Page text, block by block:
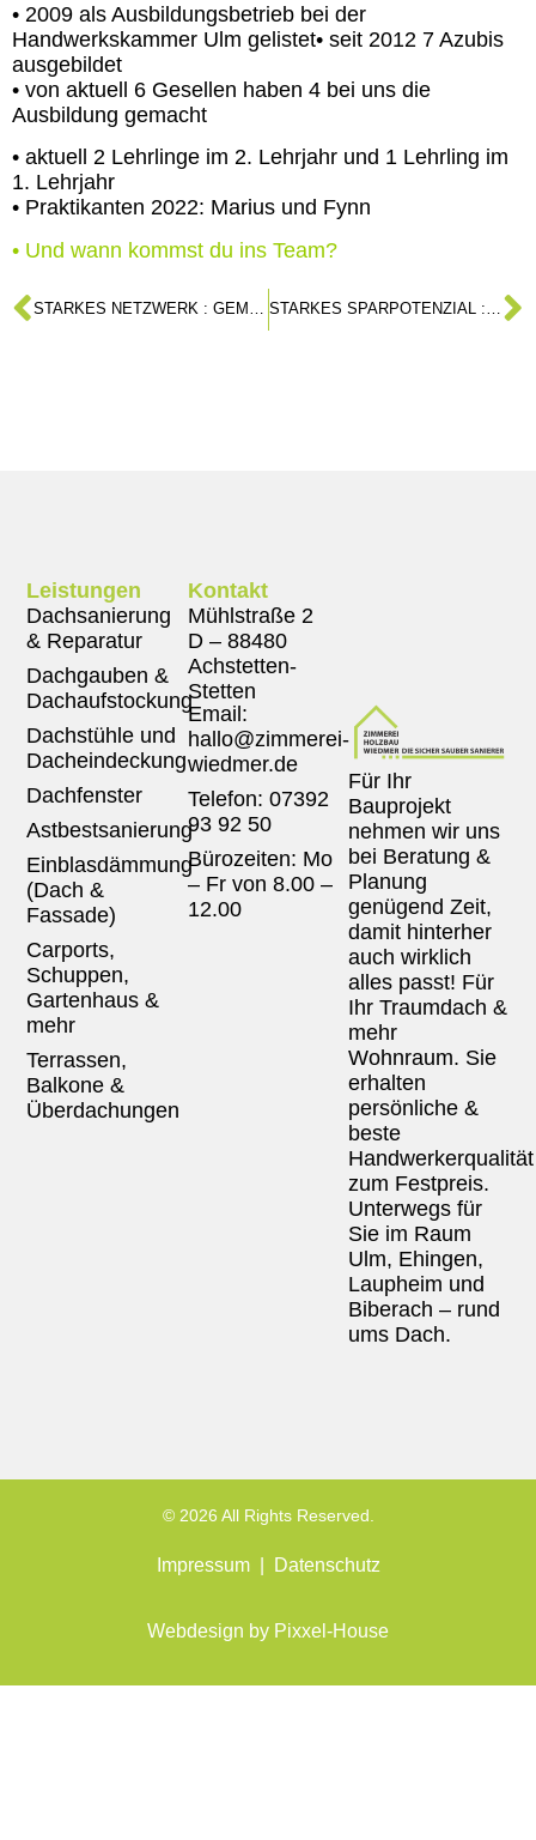
• 2009 als Ausbildungsbetrieb bei der
Handwerkskammer Ulm gelistet• seit 2012 7 Azubis
ausgebildet
• von aktuell 6 Gesellen haben 4 bei uns die
Ausbildung gemacht
• aktuell 2 Lehrlinge im 2. Lehrjahr und 1 Lehrling im
1. Lehrjahr
• Praktikanten 2022: Marius und Fynn
• Und wann kommst du ins Team?
STARKES NETZWERK : GEMEINSAM DIE AUSBILDUNG FÖRDERN UND STÄRKEN STARKES SPARPOTENZIAL : MIT DÄMMUNG LANGFRISTIG KOSTEN SPAREN
Für Ihr
Bauprojekt
nehmen wir uns
bei Beratung &
Planung
genügend Zeit,
damit hinterher
auch wirklich
alles passt! Für
Ihr Traumdach &
mehr
Wohnraum. Sie
erhalten
persönliche &
beste
Handwerkerqualität
zum Festpreis.
Unterwegs für
Sie im Raum
Ulm, Ehingen,
Laupheim und
Biberach – rund
ums Dach.
Leistungen
Dachsanierung
& Reparatur
Dachgauben &
Dachaufstockung
Dachstühle und
Dacheindeckung
Dachfenster
Astbestsanierung
Einblasdämmung
(Dach &
Fassade)
Carports,
Schuppen,
Gartenhaus &
mehr
Terrassen,
Balkone &
Überdachungen
Kontakt
Mühlstraße 2
D – 88480
Achstetten-
Stetten
Email:
hallo@zimmerei-
wiedmer.de
Telefon: 07392
93 92 50
Bürozeiten: Mo
– Fr von 8.00 –
12.00
© 2026 All Rights Reserved.
Impressum| Datenschutz
Webdesign by Pixxel-House